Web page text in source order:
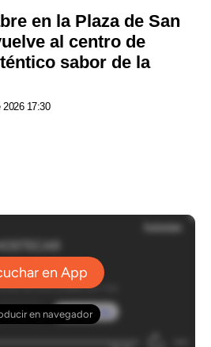
en la Plaza de San
al centro de
sabor de la
2026 17:30